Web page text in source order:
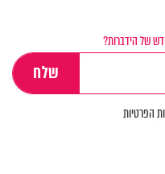
של הידברות?
הפרטיות